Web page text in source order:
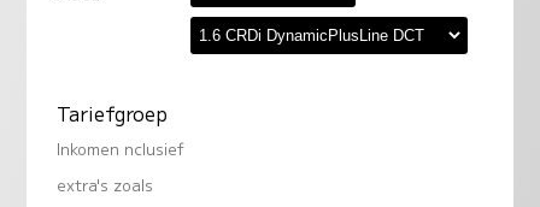
Tariefgroep
Inkomen nclusief
extra's zoals